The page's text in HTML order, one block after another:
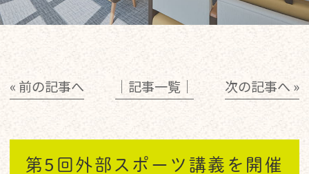
« 前の記事へ │記事一覧│ 次の記事へ »
第5回外部スポーツ講義を開催